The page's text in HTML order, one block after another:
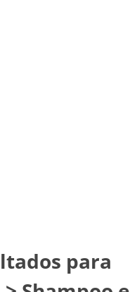
para